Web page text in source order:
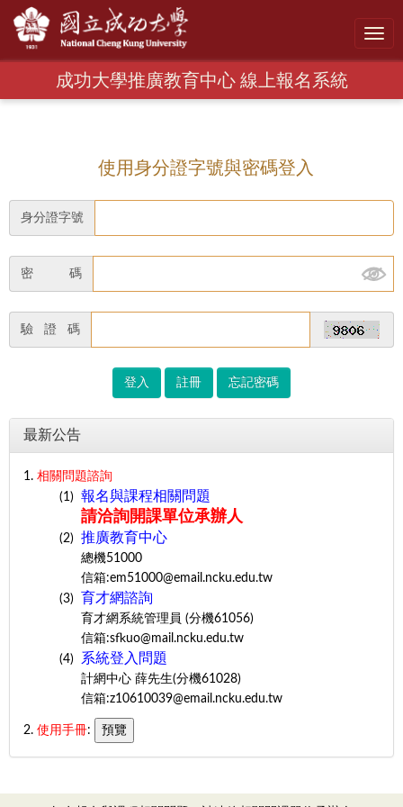
成功大學推廣教育中心 線上報名系統
使用身分證字號與密碼登入
身分證字號
密 碼
驗 證 碼
最新公告
1. 相關問題諮詢
(1) 報名與課程相關問題
請洽詢開課單位承辦人
(2) 推廣教育中心
總機51000
信箱:em51000@email.ncku.edu.tw
(3)
育才網諮詢
育才網系統管理員 (分機61056)
信箱:sfkuo@mail.ncku.edu.tw
(4)
系統登入問題
計網中心 薛先生(分機61028)
信箱:z10610039@email.ncku.edu.tw
2. 使用手冊: